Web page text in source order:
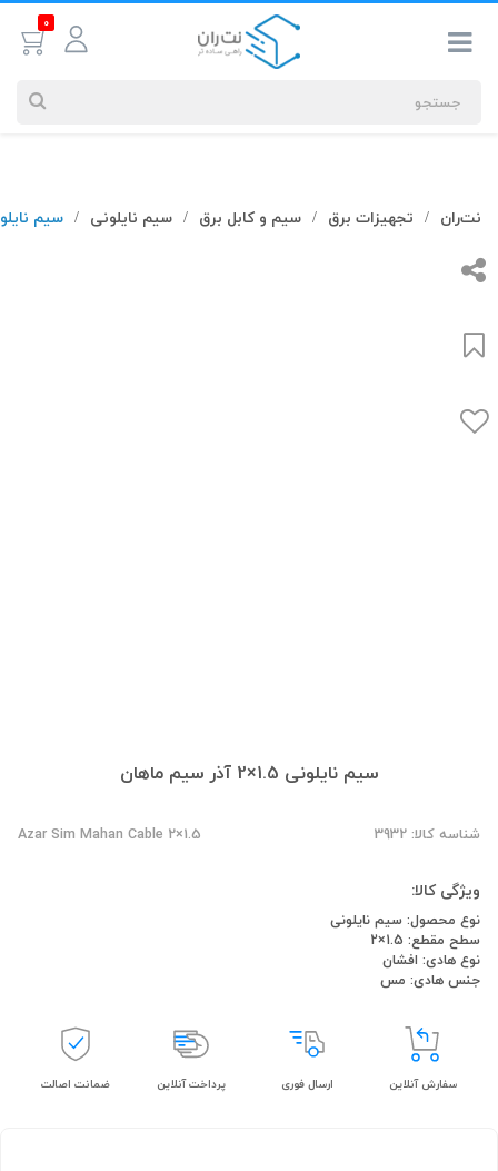
0
جستجوهای
شما
#کابل شبکه
بیشترین
جستجوهای
#کابل شبکه
نت‌ران / تجهیزات برق / سیم و کابل برق / سیم نایلونی / سیم نایلونی 1.5×2
سیم نایلونی 1.5×2 آذر سیم ماهان
شناسه کالا: 3932 Azar Sim Mahan Cable 2×1.5
ویژگی کالا:
نوع محصول: سیم نایلونی
سطح مقطع: 1.5×2
نوع هادی: افشان
جنس هادی: مس
سفارش آنلاین ارسال فوری پرداخت آنلاین ضمانت اصالت